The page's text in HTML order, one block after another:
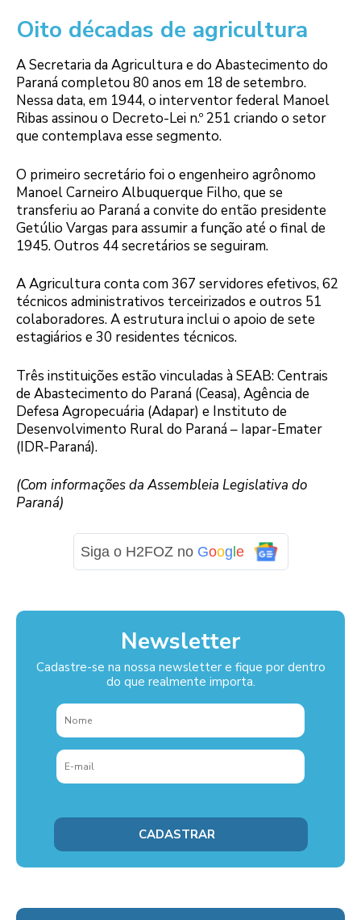
Oito décadas de agricultura
A Secretaria da Agricultura e do Abastecimento do
Paraná completou 80 anos em 18 de setembro.
Nessa data, em 1944, o interventor federal Manoel
Ribas assinou o Decreto-Lei n.º 251 criando o setor
que contemplava esse segmento.
O primeiro secretário foi o engenheiro agrônomo
Manoel Carneiro Albuquerque Filho, que se
transferiu ao Paraná a convite do então presidente
Getúlio Vargas para assumir a função até o final de
1945. Outros 44 secretários se seguiram.
A Agricultura conta com 367 servidores efetivos, 62
técnicos administrativos terceirizados e outros 51
colaboradores. A estrutura inclui o apoio de sete
estagiários e 30 residentes técnicos.
Três instituições estão vinculadas à SEAB: Centrais
de Abastecimento do Paraná (Ceasa), Agência de
Defesa Agropecuária (Adapar) e Instituto de
Desenvolvimento Rural do Paraná – Iapar-Emater
(IDR-Paraná).
(Com informações da Assembleia Legislativa do
Paraná)
Siga o H2FOZ no Google
Newsletter
Cadastre-se na nossa newsletter e fique por dentro
do que realmente importa.